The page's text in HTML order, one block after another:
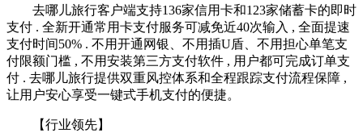
去哪儿旅行客户端支持136家信用卡和123家储蓄卡的即时
支付 . 全新开通常用卡支付服务可减免近40次输入 , 全面提速
支付时间50% . 不用开通网银、不用插U盾、不用担心单笔支
付限额门槛 , 不用安装第三方支付软件 , 用户都可完成订单支
付 . 去哪儿旅行提供双重风控体系和全程跟踪支付流程保障 ,
让用户安心享受一键式手机支付的便捷。
【行业领先】